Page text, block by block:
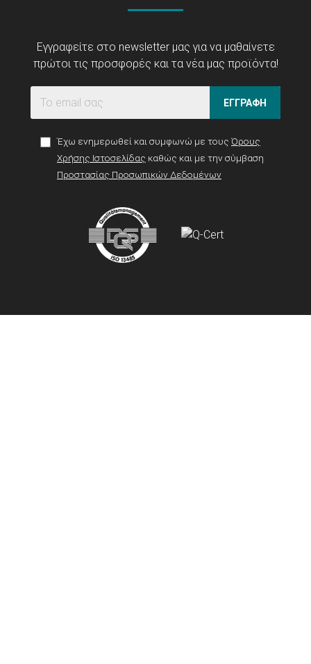
Εγγραφείτε στο newsletter μας για να μαθαίνετε
πρώτοι τις προσφορές και τα νέα μας προϊόντα!
ΕΓΓΡΑΦΗ
Έχω ενημερωθεί και συμφωνώ με τους Όρους
Χρήσης Ιστοσελίδας καθώς και με την σύμβαση
Προστασίας Προσωπικών Δεδομένων